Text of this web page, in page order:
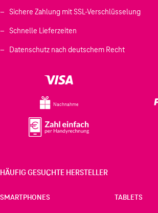
Sichere Zahlung mit SSL-Verschlüsselung
Schnelle Lieferzeiten
Datenschutz nach deutschem Recht
Nachnahme
HÄUFIG GESUCHTE HERSTELLER
SMARTPHONES TABLETS